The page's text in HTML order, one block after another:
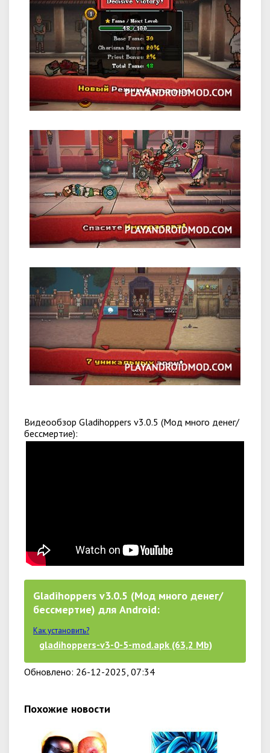
Видеообзор Gladihoppers v3.0.5 (Мод много денег/
бессмертие):
Gladihoppers v3.0.5 (Мод много денег/
бессмертие) для Android:
Как установить?
gladihoppers-v3-0-5-mod.apk (63,2 Mb)
Обновлено: 26-12-2025, 07:34
Похожие новости